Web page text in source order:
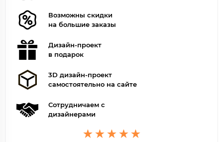
Возможны скидки
на большие заказы
Дизайн-проект
в подарок
3D дизайн-проект
самостоятельно на сайте
Сотрудничаем с
дизайнерами